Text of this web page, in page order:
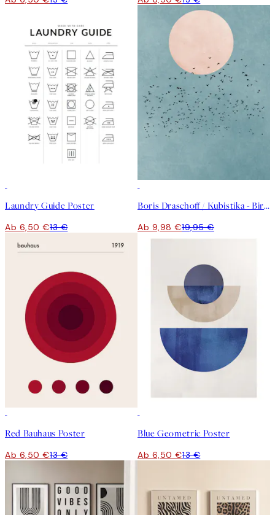
Laundry Guide Poster
Ab 6,50 €13 €
Boris Draschoff / Kubistika - Birds Fly Away Poster
Ab 9,98 €19,95 €
Red Bauhaus Poster
Ab 6,50 €13 €
Blue Geometric Poster
Ab 6,50 €13 €